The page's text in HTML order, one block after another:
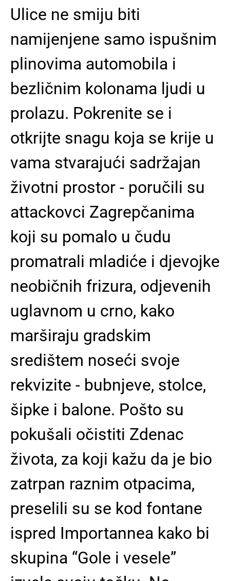
Ulice ne smiju biti
namijenjene samo ispušnim
plinovima automobila i
bezličnim kolonama ljudi u
prolazu. Pokrenite se i
otkrijte snagu koja se krije u
vama stvarajući sadržajan
životni prostor - poručili su
attackovci Zagrepčanima
koji su pomalo u čudu
promatrali mladiće i djevojke
neobičnih frizura, odjevenih
uglavnom u crno, kako
marširaju gradskim
središtem noseći svoje
rekvizite - bubnjeve, stolce,
šipke i balone. Pošto su
pokušali očistiti Zdenac
života, za koji kažu da je bio
zatrpan raznim otpacima,
preselili su se kod fontane
ispred Importannea kako bi
skupina “Gole i vesele”